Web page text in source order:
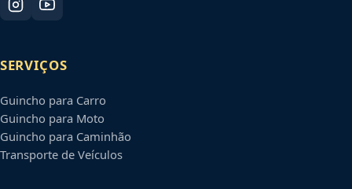
SERVIÇOS
Guincho para Carro
Guincho para Moto
Guincho para Caminhão
Transporte de Veículos